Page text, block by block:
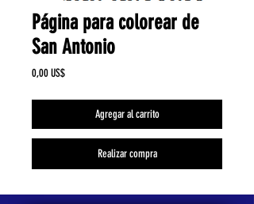
Página para colorear de
San Antonio
0,00 US$Precio
Agregar al carrito
Realizar compra